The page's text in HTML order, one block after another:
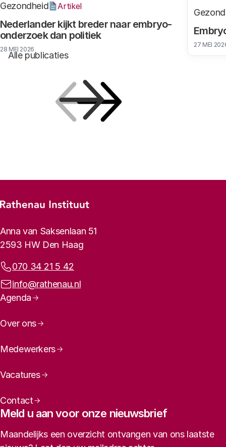
Alle publicaties
Nederlander kijkt breder naar embryo-
onderzoek dan politiek
Gezondheid Artikel
28 MEI 2026
27 MEI
Footer-menu
Rathenau logo, naar de homepage
Contactinformatie
Anna van Saksenlaan 51
2593 HW Den Haag
Telefoonnummer:
070 34 21 5 42
E-mailadres:
info@rathenau.nl
Paginanavigatie
Agenda
Over ons
Medewerkers
Vacatures
Contact
Meld u aan voor onze nieuwsbrief
Maandelijks een overzicht ontvangen van ons laatste